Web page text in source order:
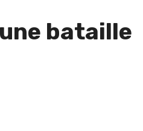
bataille